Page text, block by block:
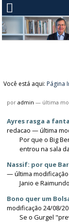
Você está aqui: Página
poradmin — última
Ayres rasga a
redacao — última
Por que o Big
entrou na sala
Nassif: por que
— última
Janio e
Bono quer um
modificação 24/08/
Se o Gurgel